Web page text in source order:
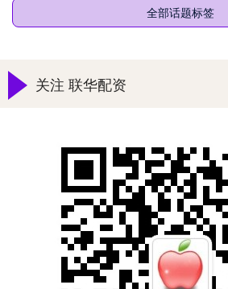
全部话题标签
关注 联华配资